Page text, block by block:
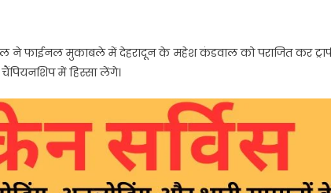
ने फाईनल मुकाबले में देहरादून के महेश कंडवाल को पराजित कर
में हिस्सा लेंगे।